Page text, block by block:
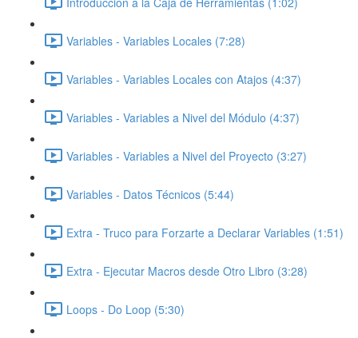
Variables - Variables Locales (7:28)
Variables - Variables Locales con Atajos (4:37)
Variables - Variables a Nivel del Módulo (4:37)
Variables - Variables a Nivel del Proyecto (3:27)
Variables - Datos Técnicos (5:44)
Extra - Truco para Forzarte a Declarar Variables (1:51)
Extra - Ejecutar Macros desde Otro Libro (3:28)
Loops - Do Loop (5:30)